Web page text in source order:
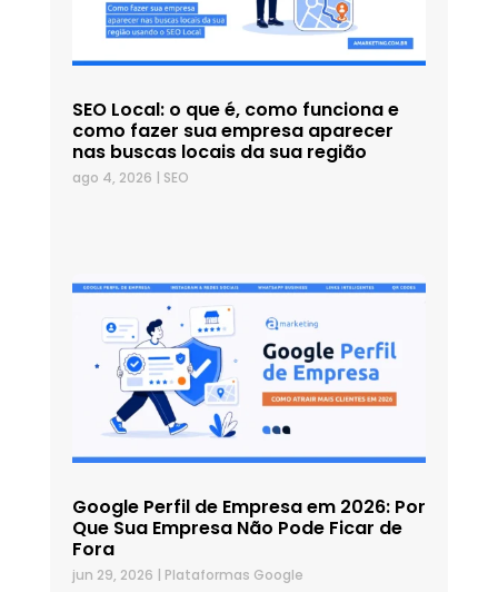
SEO Local: o que é, como funciona e
como fazer sua empresa aparecer
nas buscas locais da sua região
ago 4, 2026 SEO
Google Perfil de Empresa em 2026: Por
Que Sua Empresa Não Pode Ficar de
Fora
jun 29, 2026 | Plataformas Google